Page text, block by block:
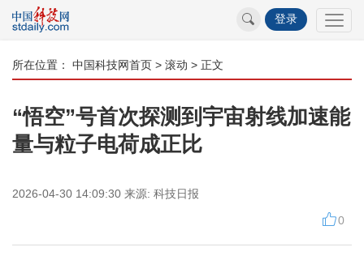
登录
所在位置： 中国科技网首页 > 滚动 > 正文
“悟空”号首次探测到宇宙射线加速能
量与粒子电荷成正比
2026-04-30 14:09:30 来源: 科技日报
0